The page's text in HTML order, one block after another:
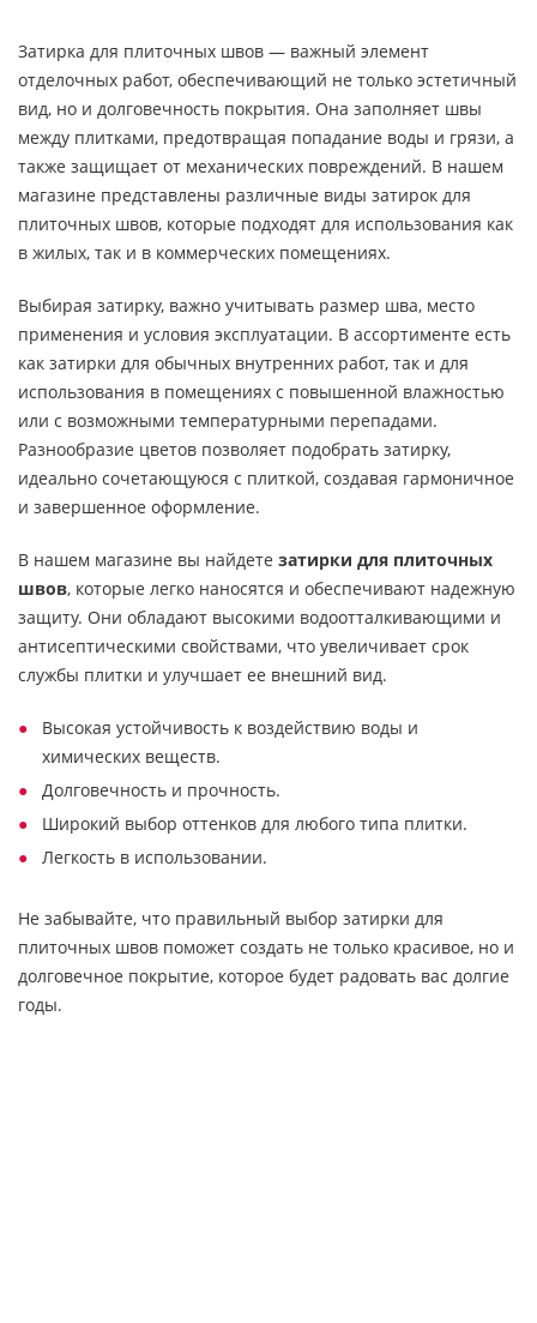
Затирка для плиточных швов — важный элемент
отделочных работ, обеспечивающий не только эстетичный
вид, но и долговечность покрытия. Она заполняет швы
между плитками, предотвращая попадание воды и грязи, а
также защищает от механических повреждений. В нашем
магазине представлены различные виды затирок для
плиточных швов, которые подходят для использования как
в жилых, так и в коммерческих помещениях.
Выбирая затирку, важно учитывать размер шва, место
применения и условия эксплуатации. В ассортименте есть
как затирки для обычных внутренних работ, так и для
использования в помещениях с повышенной влажностью
или с возможными температурными перепадами.
Разнообразие цветов позволяет подобрать затирку,
идеально сочетающуюся с плиткой, создавая гармоничное
и завершенное оформление.
В нашем магазине вы найдете затирки для плиточных
швов, которые легко наносятся и обеспечивают надежную
защиту. Они обладают высокими водоотталкивающими и
антисептическими свойствами, что увеличивает срок
службы плитки и улучшает ее внешний вид.
Высокая устойчивость к воздействию воды и
химических веществ.
Долговечность и прочность.
Широкий выбор оттенков для любого типа плитки.
Легкость в использовании.
Не забывайте, что правильный выбор затирки для
плиточных швов поможет создать не только красивое, но и
долговечное покрытие, которое будет радовать вас долгие
годы.